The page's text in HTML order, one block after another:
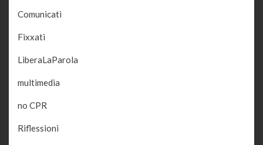
Comunicati
Fixxati
LiberaLaParola
multimedia
no CPR
Riflessioni